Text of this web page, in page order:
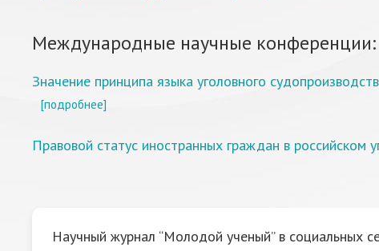
Международные научные конференции:
Значение принципа языка уголовного
[подробнее]
Правовой статус иностранных граждан в российском
Научный журнал “Молодой ученый” в социальных